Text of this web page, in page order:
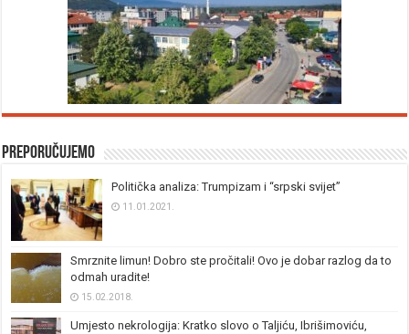
Preporučujemo
Politička analiza: Trumpizam i “srpski svijet”
11.01.2021.
Smrznite limun! Dobro ste pročitali! Ovo je dobar razlog da to
odmah uradite!
15.02.2018.
Umjesto nekrologija: Kratko slovo o Taljiću, Ibrišimoviću,